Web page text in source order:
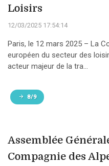
Loisirs
12/03/2025 17:54:14
Paris, le 12 mars 2025 – La
européen du secteur des
acteur majeur de la tra...
8/9
Assemblée
Compagnie des